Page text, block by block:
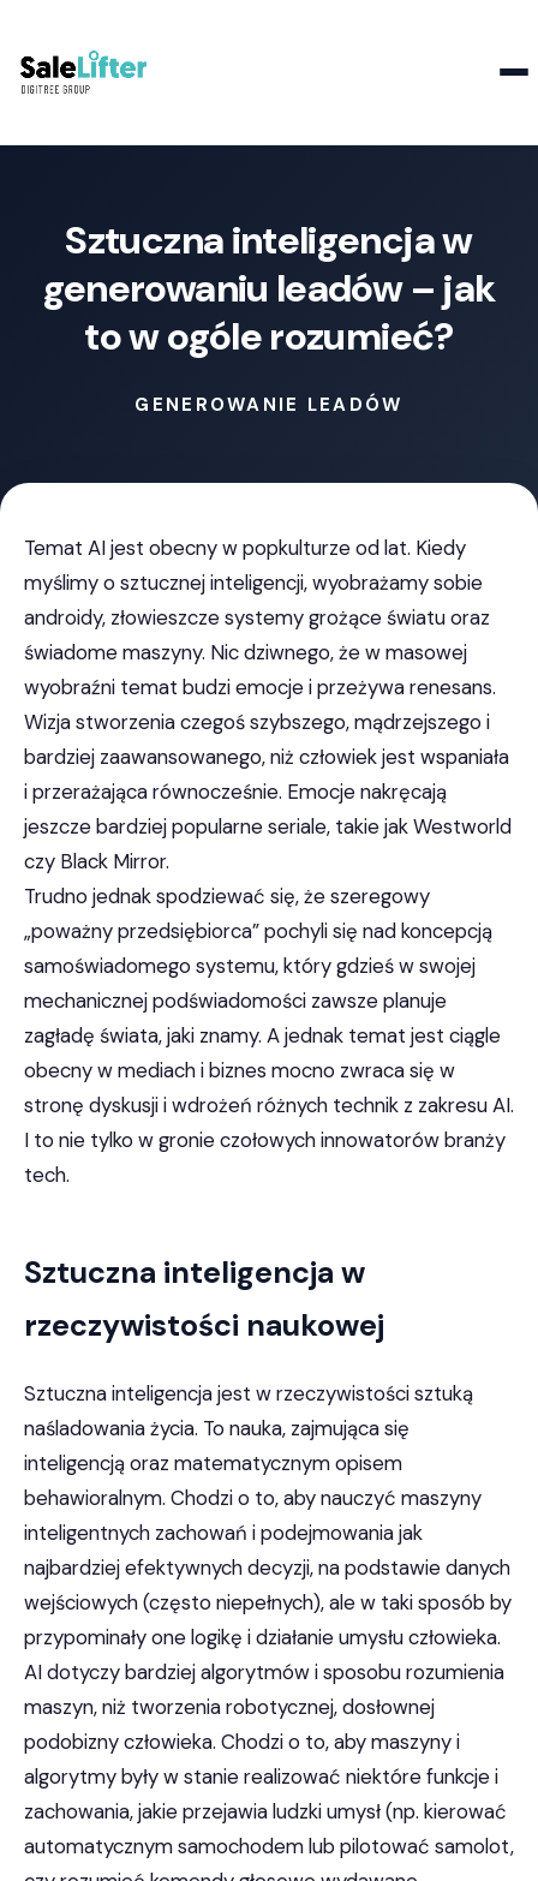
Sztuczna inteligencja w
generowaniu leadów – jak
to w ogóle rozumieć?
GENEROWANIE LEADÓW
Temat AI jest obecny w popkulturze od lat. Kiedy
myślimy o sztucznej inteligencji, wyobrażamy sobie
androidy, złowieszcze systemy grożące światu oraz
świadome maszyny. Nic dziwnego, że w masowej
wyobraźni temat budzi emocje i przeżywa renesans.
Wizja stworzenia czegoś szybszego, mądrzejszego i
bardziej zaawansowanego, niż człowiek jest wspaniała
i przerażająca równocześnie. Emocje nakręcają
jeszcze bardziej popularne seriale, takie jak Westworld
czy Black Mirror.
Trudno jednak spodziewać się, że szeregowy
„poważny przedsiębiorca” pochyli się nad koncepcją
samoświadomego systemu, który gdzieś w swojej
mechanicznej podświadomości zawsze planuje
zagładę świata, jaki znamy. A jednak temat jest ciągle
obecny w mediach i biznes mocno zwraca się w
stronę dyskusji i wdrożeń różnych technik z zakresu AI.
I to nie tylko w gronie czołowych innowatorów branży
tech.
Sztuczna inteligencja w
rzeczywistości naukowej
Sztuczna inteligencja jest w rzeczywistości sztuką
naśladowania życia. To nauka, zajmująca się
inteligencją oraz matematycznym opisem
behawioralnym. Chodzi o to, aby nauczyć maszyny
inteligentnych zachowań i podejmowania jak
najbardziej efektywnych decyzji, na podstawie danych
wejściowych (często niepełnych), ale w taki sposób by
przypominały one logikę i działanie umysłu człowieka.
AI dotyczy bardziej algorytmów i sposobu rozumienia
maszyn, niż tworzenia robotycznej, dosłownej
podobizny człowieka. Chodzi o to, aby maszyny i
algorytmy były w stanie realizować niektóre funkcje i
zachowania, jakie przejawia ludzki umysł (np. kierować
automatycznym samochodem lub pilotować samolot,